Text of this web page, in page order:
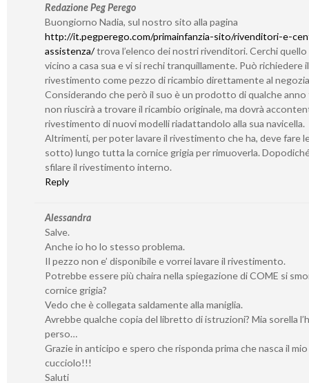
Redazione Peg Perego
Buongiorno Nadia, sul nostro sito alla pagina
http://it.pegperego.com/primainfanzia-sito/rivenditori-e-
assistenza/trova l’elenco dei nostri rivenditori. Cerchi quello
vicino a casa sua e vi si rechi tranquillamente. Può richiedere il
rivestimento come pezzo di ricambio direttamente al
Considerando che però il suo è un prodotto di qualche anno
non riuscirà a trovare il ricambio originale, ma dovrà
rivestimento di nuovi modelli riadattandolo alla sua navicella.
Altrimenti, per poter lavare il rivestimento che ha, deve fare
sotto) lungo tutta la cornice grigia per rimuoverla.
sfilare il rivestimento interno.
Reply
Alessandra
Salve.
Anche io ho lo stesso problema.
Il pezzo non e’ disponibile e vorrei lavare il rivestimento.
Potrebbe essere più chaira nella spiegazione di COME si
cornice grigia?
Vedo che è collegata saldamente alla maniglia.
Avrebbe qualche copia del libretto di istruzioni? Mia sorella
perso…
Grazie in anticipo e spero che risponda prima che nasca il mio
cucciolo!!!
Saluti